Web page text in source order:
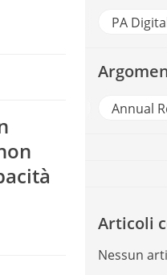
PA
Annual
Articoli
Nessun